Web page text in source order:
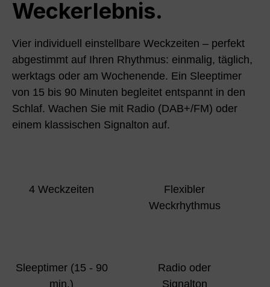
Weckerlebnis.
Vier individuell einstellbare Weckzeiten – perfekt
abgestimmt auf Ihren Rhythmus: einmalig, täglich,
werktags oder am Wochenende. Ein Sleeptimer
von 15 bis 90 Minuten begleitet entspannt in den
Schlaf. Wachen Sie mit Radio (DAB+/FM) oder
einem klassischen Signalton auf.
4 Weckzeiten
Flexibler
Weckrhythmus
Sleeptimer (15 - 90
min.)
Radio oder
Signalton